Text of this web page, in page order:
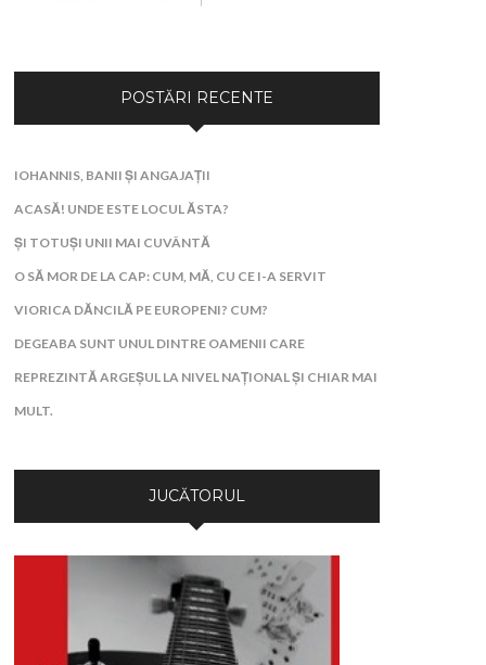
POSTĂRI RECENTE
IOHANNIS, BANII ȘI ANGAJAȚII
ACASĂ! UNDE ESTE LOCUL ĂSTA?
ȘI TOTUȘI UNII MAI CUVÂNTĂ
O SĂ MOR DE LA CAP: CUM, MĂ, CU CE I-A SERVIT
VIORICA DĂNCILĂ PE EUROPENI? CUM?
DEGEABA SUNT UNUL DINTRE OAMENII CARE
REPREZINTĂ ARGEȘUL LA NIVEL NAȚIONAL ȘI CHIAR MAI
MULT.
JUCĂTORUL